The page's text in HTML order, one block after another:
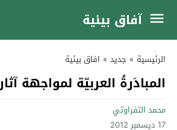
آفاق بيئية
الرئيسية » جديد » افاق بيئية
المبادَرةُ العربيّة لمواجهة
محمد التفراوتي
17 ديسمبر 2012